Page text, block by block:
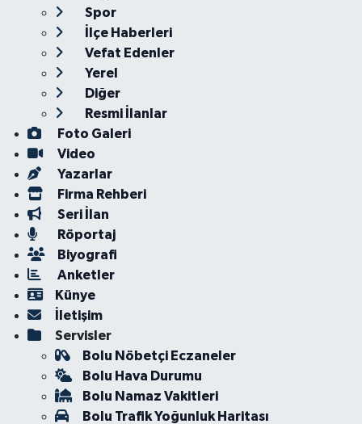
Spor
İlçe Haberleri
Vefat Edenler
Yerel
Diğer
Resmi İlanlar
Foto Galeri
Video
Yazarlar
Firma Rehberi
Seri İlan
Röportaj
Biyografi
Anketler
Künye
İletişim
Servisler
Bolu Nöbetçi Eczaneler
Bolu Hava Durumu
Bolu Namaz Vakitleri
Bolu Trafik Yoğunluk Haritası